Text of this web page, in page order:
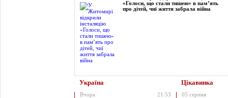
«Голоси, що стали тишею» в пам’ять
про дітей, чиї життя забрала війна
Україна Цікавинка
Вчора
21:53
05 серпня